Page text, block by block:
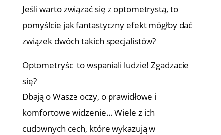
Jeśli warto związać się z optometrystą, to
pomyślcie jak fantastyczny efekt mógłby dać
związek dwóch takich specjalistów?
Optometryści to wspaniali ludzie! Zgadzacie
się?
Dbają o Wasze oczy, o prawidłowe i
komfortowe widzenie… Wiele z ich
cudownych cech, które wykazują w